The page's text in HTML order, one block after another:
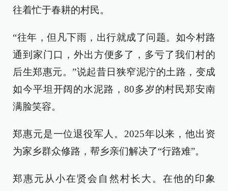
往着忙于春耕的村民。
“往年，但凡下雨，出行就成了问题。如今村路
通到家门口，外出方便多了，多亏了我们村的
后生郑惠元。”说起昔日狭窄泥泞的土路，变成
如今平坦开阔的水泥路，80多岁的村民郑安南
满脸笑容。
郑惠元是一位退役军人。2025年以来，他出资
为家乡群众修路，帮乡亲们解决了“行路难”。
郑惠元从小在贤会自然村长大。在他的印象